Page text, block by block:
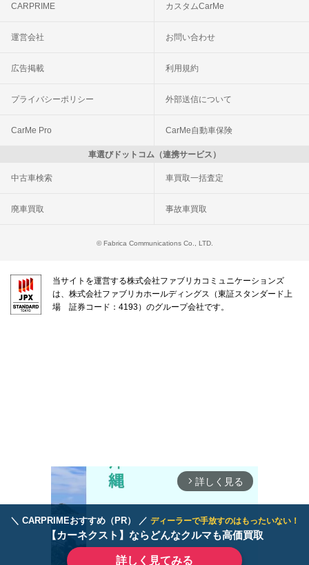
＼ CARPRIMEおすすめ（PR） ／ ディーラーで手放すのはもったいない！
【カーネクスト】ならどんなクルマも高価買取
詳しく見てみる
CARPRIME カスタムCarMe
運営会社 お問い合わせ
広告掲載 利用規約
プライバシーポリシー 外部送信について
CarMe Pro CarMe自動車保険
車選びドットコム（連携サービス）
中古車検索 車買取一括査定
廃車買取 事故車買取
© Fabrica Communications Co., LTD.
当サイトを運営する株式会社ファブリカコミュニケーションズ
は、株式会社ファブリカホールディングス（東証スタンダード上
場 証券コード：4193）のグループ会社です。
arrow_forward_ios 詳しく見る